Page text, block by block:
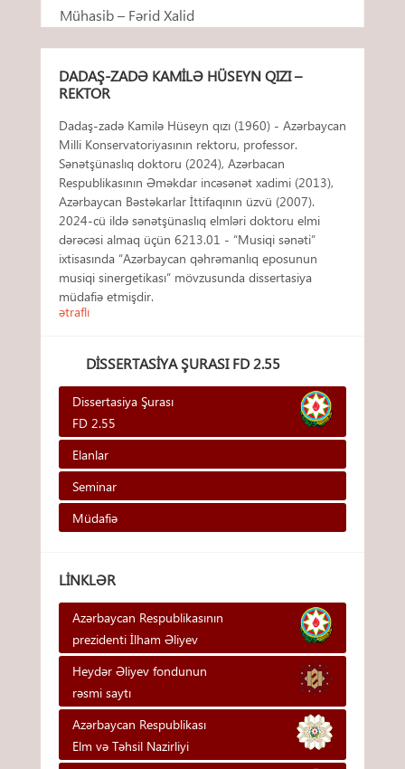
Mühasib – Fərid Xalid
DADAŞ-ZADƏ KAMILƏ HÜSEYN QIZI –
REKTOR
Dadaş-zadə Kamilə Hüseyn qızı (1960) - Azərbaycan
Milli Konservatoriyasının rektoru, professor.
Sənətşünaslıq doktoru (2024), Azərbacan
Respublikasının Əməkdar incəsənət xadimi (2013),
Azərbaycan Bəstəkarlar İttifaqının üzvü (2007).
2024-cü ildə sənətşünaslıq elmləri doktoru elmi
dərəcəsi almaq üçün 6213.01 - “Musiqi sənəti”
ixtisasında “Azərbaycan qəhrəmanlıq eposunun
musiqi sinergetikası” mövzusunda dissertasiya
müdafiə etmişdir.
ətraflı
DISSERTASIYA ŞURASI FD 2.55
Dissertasiya Şurası
FD 2.55
Elanlar
Seminar
Müdafiə
LINKLƏR
Azərbaycan Respublikasının
prezidenti İlham Əliyev
Heydər Əliyev fondunun
rəsmi saytı
Azərbaycan Respublikası
Elm və Təhsil Nazirliyi